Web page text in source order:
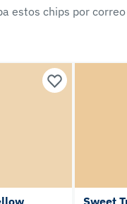
estos chips por correo
Sweet